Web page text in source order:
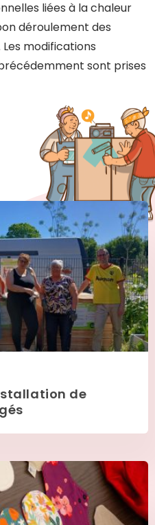
liées à la chaleur
déroulement des
modifications
sont prises
de